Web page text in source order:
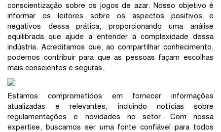
conscientização sobre os jogos de azar. Nosso objetivo é
informar os leitores sobre os aspectos positivos e
negativos dessa prática, proporcionando uma análise
equilibrada que ajude a entender a complexidade dessa
indústria. Acreditamos que, ao compartilhar conhecimento,
podemos contribuir para que as pessoas façam escolhas
mais conscientes e seguras.
Estamos comprometidos em fornecer informações
atualizadas e relevantes, incluindo notícias sobre
regulamentações e novidades no setor. Com nossa
expertise, buscamos ser uma fonte confiável para todos